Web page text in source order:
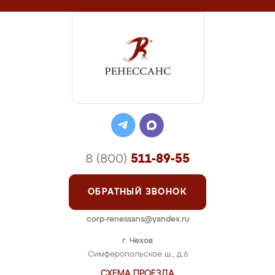
г. Чехов
Симферопольское ш., д.6
8 (800) 511-89-55
ОБРАТНЫЙ ЗВОНОК
corp-renessans@yandex.ru